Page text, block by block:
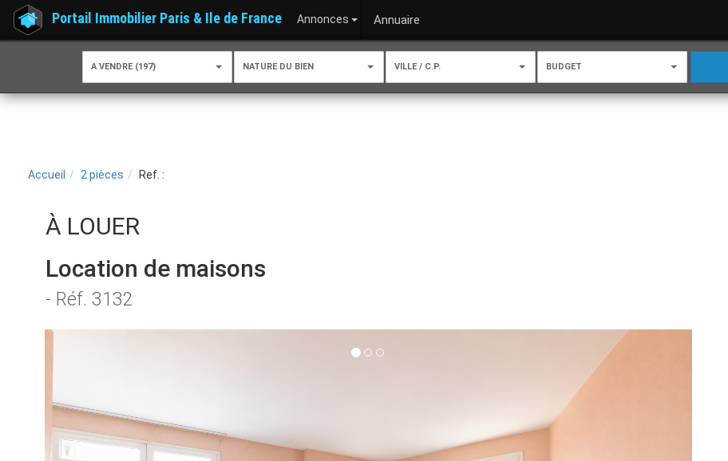
Portail Immobilier Paris & Ile de France Annonces Annuaire
A VENDRE (197) NATURE DU BIEN VILLE / C.P. BUDGET
Accueil 2 pièces Ref. :
À LOUER
Location de maisons
- Réf. 3132